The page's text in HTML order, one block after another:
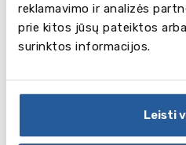
reklamavimo ir analizės
prie kitos jūsų pateiktos
surinktos informacijos.
Leisti
Webinaro Q&A dalyje,
turės progą išgirsti
finansavimo ir įsidarbinimo
Registruotis seminarui
registracijos